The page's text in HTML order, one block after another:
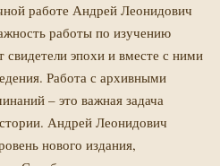
работе Андрей Леонидович
работы по изучению
эпохи и вместе с ними
Работа с архивными
– это важная задача
Андрей Леонидович
нового издания,